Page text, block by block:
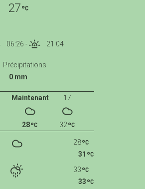
27
06:26 - 21:04
Précipitations
0 mm
Maintenant
28
17
32
28
31
33
33